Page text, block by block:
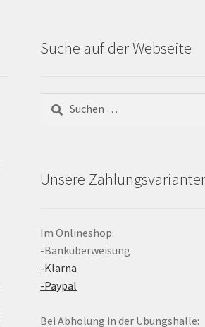
Suche auf der Webseite
nach:
Unsere
Im Onlineshop:
-Banküberweisung
-Klarna
-Paypal
Bei Abholung in der Übungshalle: